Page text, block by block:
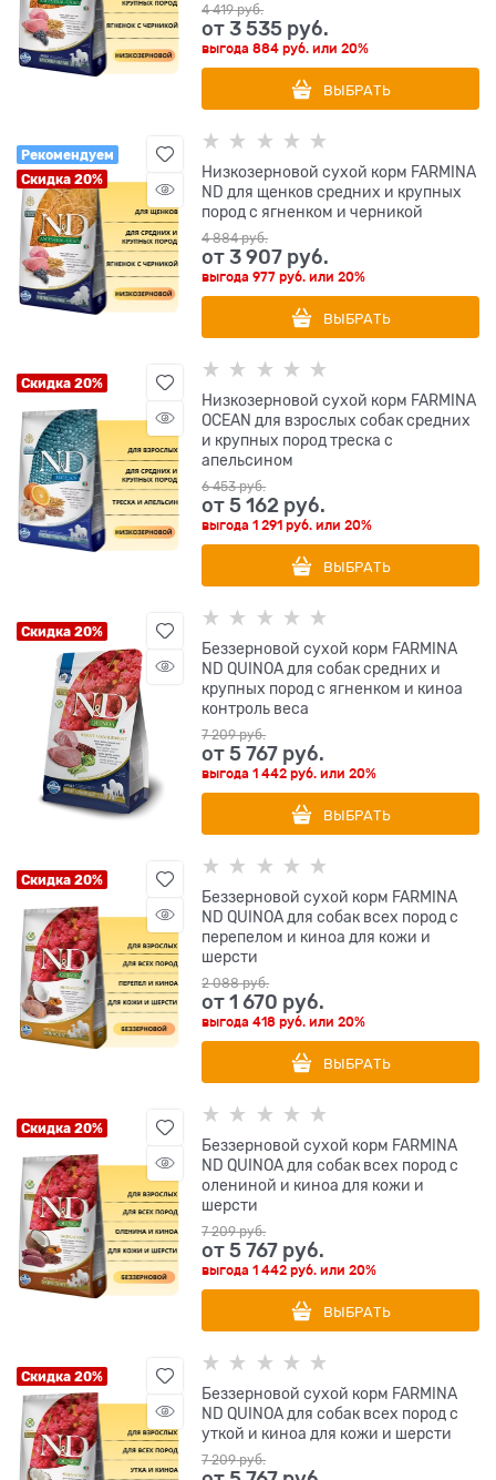
4 419 руб.
от3 535 руб.
выгода884 руб. или20%
ВЫБРАТЬ
Рекомендуем
Скидка 20%
Низкозерновой cухой корм FARMINA
ND для щенков средних и крупных
пород с ягненком и черникой
4 884 руб.
от3 907 руб.
выгода977 руб. или20%
ВЫБРАТЬ
Скидка 20%
Низкозерновой cухой корм FARMINA
OCEAN для взрослых собак средних
и крупных пород треска с
апельсином
6 453 руб.
от5 162 руб.
выгода1 291 руб. или20%
ВЫБРАТЬ
Скидка 20%
Беззерновой cухой корм FARMINA
ND QUINOA для собак средних и
крупных пород с ягненком и киноа
контроль веса
7 209 руб.
от5 767 руб.
выгода1 442 руб. или20%
ВЫБРАТЬ
Скидка 20%
Беззерновой cухой корм FARMINA
ND QUINOA для собак всех пород с
перепелом и киноа для кожи и
шерсти
2 088 руб.
от1 670 руб.
выгода418 руб. или20%
ВЫБРАТЬ
Скидка 20%
Беззерновой cухой корм FARMINA
ND QUINOA для собак всех пород с
олениной и киноа для кожи и
шерсти
7 209 руб.
от5 767 руб.
выгода1 442 руб. или20%
ВЫБРАТЬ
Скидка 20%
Беззерновой cухой корм FARMINA
ND QUINOA для собак всех пород с
уткой и киноа для кожи и шерсти
7 209 руб.